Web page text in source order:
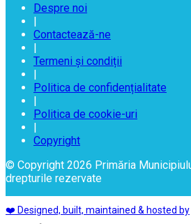
Despre noi
|
Contactează-ne
|
Termeni și condiții
|
Politica de confidențialitate
|
Politica de cookie-uri
|
Copyright
© Copyright 2026 Primăria
drepturile rezervate
❤️ Designed, built, maintained & hosted by